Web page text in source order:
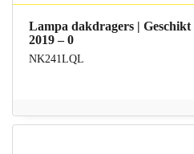
Lampa dakdragers |
2019 – 0
NK241LQL